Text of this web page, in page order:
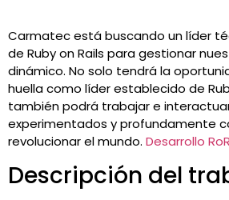
Carmatec está buscando un líder
de Ruby on Rails para gestionar
dinámico. No solo tendrá la
huella como líder establecido de
también podrá trabajar e
experimentados y profundamente
revolucionar el mundo. Desarrollo RoR
Descripción del